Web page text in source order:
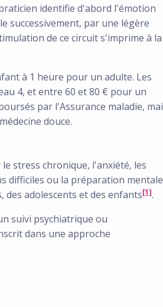
identifie d'abord l'émotion
successivement, par une légère
de ce circuit s'imprime à la
à 1 heure pour un adulte. Les
4, et entre 60 et 80 € pour un
par l'Assurance maladie,
douce.
stress chronique, l'anxiété, les
difficiles ou la préparation mentale
des adolescents et des enfants[1].
suivi psychiatrique ou
dans une approche